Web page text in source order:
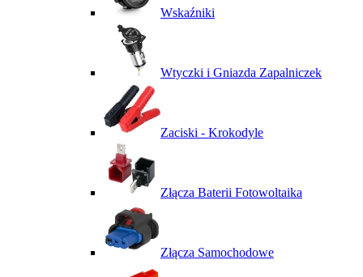
Wskaźniki
Wtyczki i Gniazda Zapalniczek
Zaciski - Krokodyle
Złącza Baterii Fotowoltaika
Złącza Samochodowe